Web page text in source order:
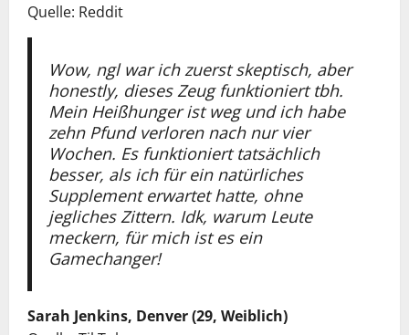
Quelle: Reddit
Wow, ngl war ich zuerst skeptisch, aber
honestly, dieses Zeug funktioniert tbh.
Mein Heißhunger ist weg und ich habe
zehn Pfund verloren nach nur vier
Wochen. Es funktioniert tatsächlich
besser, als ich für ein natürliches
Supplement erwartet hatte, ohne
jegliches Zittern. Idk, warum Leute
meckern, für mich ist es ein
Gamechanger!
Sarah Jenkins, Denver (29, Weiblich)